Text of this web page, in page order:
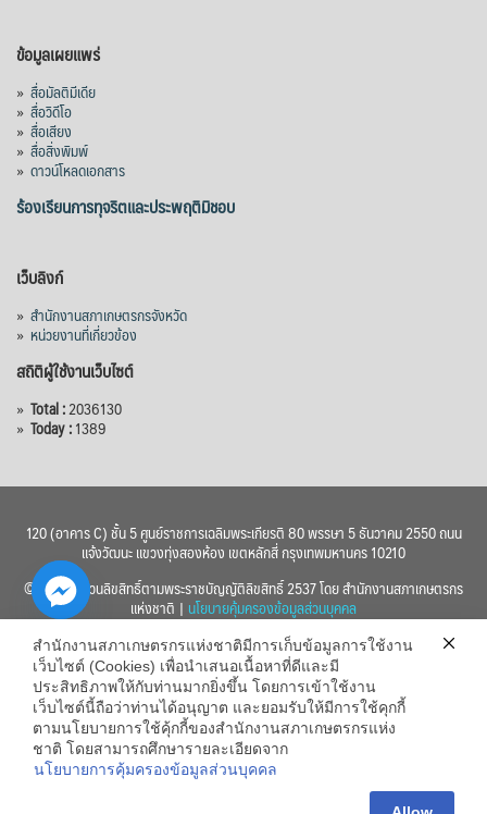
ข้อมูลเผยแพร่
» สื่อมัลติมีเดีย
» สื่อวิดีโอ
» สื่อเสียง
» สื่อสิ่งพิมพ์
» ดาวน์โหลดเอกสาร
ร้องเรียนการทุจริตและประพฤติมิชอบ
เว็บลิงก์
» สำนักงานสภาเกษตรกรจังหวัด
» หน่วยงานที่เกี่ยวข้อง
สถิติผู้ใช้งานเว็บไซต์
» Total :2036130
» Today :1389
120 (อาคาร C) ชั้น 5 ศูนย์ราชการเฉลิมพระเกียรติ 80 พรรษา 5 ธันวาคม 2550 ถนน
แจ้งวัฒนะ แขวงทุ่งสองห้อง เขตหลักสี่ กรุงเทพมหานคร 10210
© 2560 สงวนลิขสิทธิ์ตามพระราชบัญญัติลิขสิทธิ์ 2537 โดย สำนักงานสภาเกษตรกร
แห่งชาติ | นโยบายคุ้มครองข้อมูลส่วนบุคคล
สำนักงานสภาเกษตรกรแห่งชาติมีการเก็บข้อมูลการใช้งาน
เว็บไซต์ (Cookies) เพื่อนำเสนอเนื้อหาที่ดีและมี
ประสิทธิภาพให้กับท่านมากยิ่งขึ้น โดยการเข้าใช้งาน
เว็บไซต์นี้ถือว่าท่านได้อนุญาต และยอมรับให้มีการใช้คุกกี้
ตามนโยบายการใช้คุ้กกี้ของสำนักงานสภาเกษตรกรแห่ง
ชาติ โดยสามารถศึกษารายละเอียดจาก
นโยบายการคุ้มครองข้อมูลส่วนบุคคล
Hide
chaty